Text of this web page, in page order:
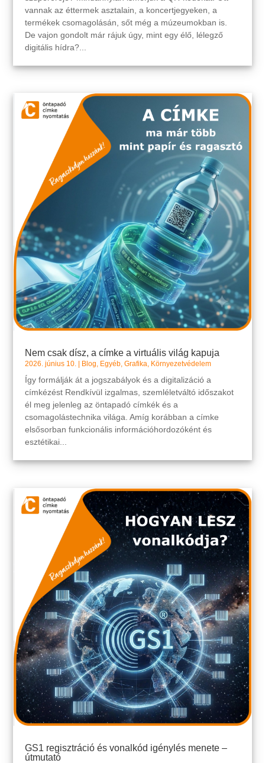
vannak az éttermek asztalain, a koncertjegyeken, a
termékek csomagolásán, sőt még a múzeumokban is.
De vajon gondolt már rájuk úgy, mint egy élő, lélegző
digitális hídra?...
Nem csak dísz, a címke a virtuális világ kapuja
2026. június 10. Blog, Egyéb,Grafika, Környezetvédelem
Így formálják át a jogszabályok és a digitalizáció a
címkézést Rendkívül izgalmas, szemléletváltó időszakot
él meg jelenleg az öntapadó címkék és a
csomagolástechnika világa. Amíg korábban a címke
elsősorban funkcionális információhordozóként és
esztétikai...
GS1 regisztráció és vonalkód igénylés menete –
útmutató